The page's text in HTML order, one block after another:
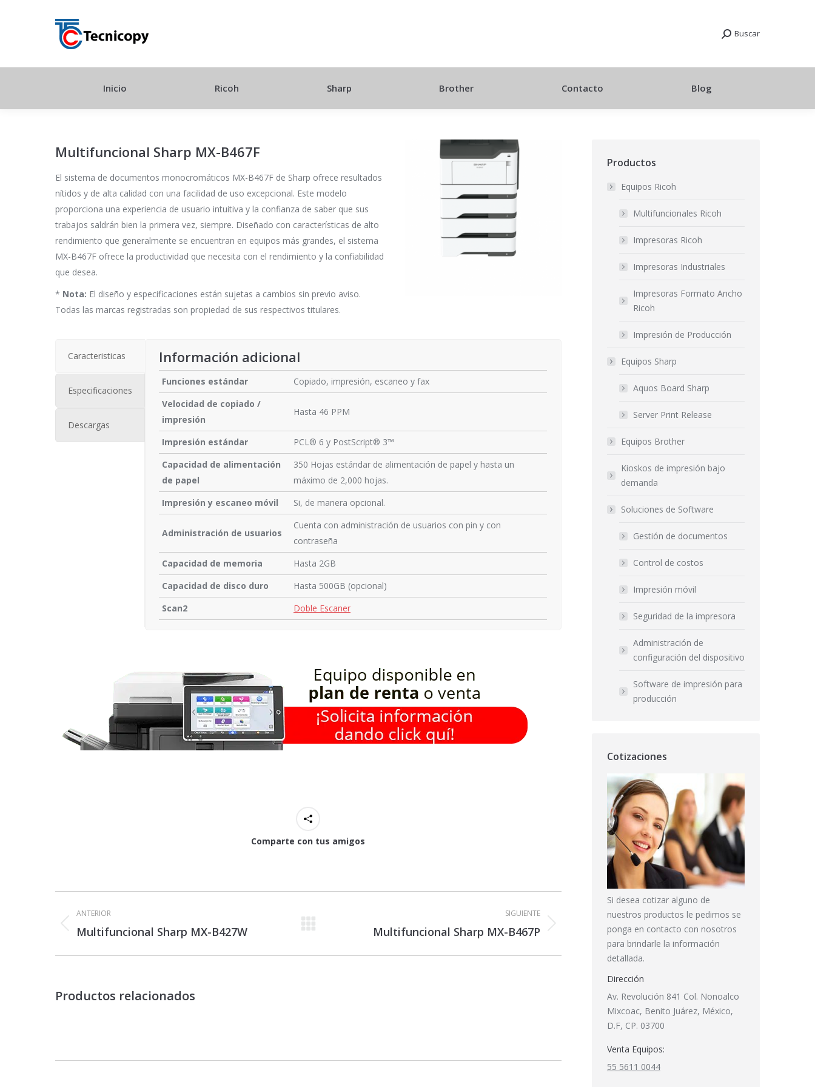
Buscar
Inicio Ricoh Sharp Brother Contacto Blog
Multifuncional Sharp MX-B467F
El sistema de documentos monocromáticos MX-B467F de Sharp ofrece resultados
nítidos y de alta calidad con una facilidad de uso excepcional. Este modelo
proporciona una experiencia de usuario intuitiva y la confianza de saber que sus
trabajos saldrán bien la primera vez, siempre. Diseñado con características de alto
rendimiento que generalmente se encuentran en equipos más grandes, el sistema
MX-B467F ofrece la productividad que necesita con el rendimiento y la confiabilidad
que desea.
* Nota: El diseño y especificaciones están sujetas a cambios sin previo aviso.
Todas las marcas registradas son propiedad de sus respectivos titulares.
Caracteristicas
Especificaciones
Descargas
Información adicional
Funciones estándar
Copiado, impresión, escaneo y fax
Velocidad de copiado /
impresión
Hasta 46 PPM
Impresión estándar
PCL® 6 y PostScript® 3™
Capacidad de alimentación
de papel
350 Hojas estándar de alimentación de papel y hasta un
máximo de 2,000 hojas.
Impresión y escaneo móvil
Si, de manera opcional.
Administración de usuarios
Cuenta con administración de usuarios con pin y con
contraseña
Capacidad de memoria
Hasta 2GB
Capacidad de disco duro
Hasta 500GB (opcional)
Scan2
Doble Escaner
Comparte con tus amigos
Navegación
entre
proyectos
ANTERIOR
Proyecto
Multifuncional Sharp MX-B427W
SIGUIENTE
Multifuncional Sharp MX-B467P
Productos relacionados
Productos
Equipos Ricoh
Multifuncionales Ricoh
Impresoras Ricoh
Impresoras Industriales
Impresoras Formato Ancho
Ricoh
Impresión de Producción
Equipos Sharp
Aquos Board Sharp
Server Print Release
Equipos Brother
Kioskos de impresión bajo
demanda
Soluciones de Software
Gestión de documentos
Control de costos
Impresión móvil
Seguridad de la impresora
Administración de
configuración del dispositivo
Software de impresión para
producción
Cotizaciones
Si desea cotizar alguno de
nuestros productos le pedimos se
ponga en contacto con nosotros
para brindarle la información
detallada.
Dirección
Av. Revolución 841 Col. Nonoalco
Mixcoac, Benito Juárez, México,
D.F, CP. 03700
Venta Equipos:
55 5611 0044